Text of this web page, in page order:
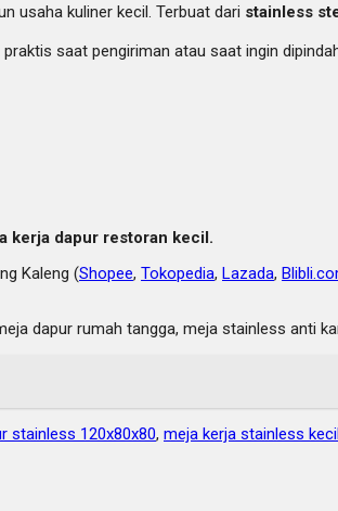
usaha kuliner kecil. Terbuat dari stainless
saat pengiriman atau saat ingin
kerja dapur restoran kecil.
Kaleng (Shopee, Tokopedia, Lazada,
dapur rumah tangga, meja stainless anti
stainless 120x80x80, meja kerja stainless kecil